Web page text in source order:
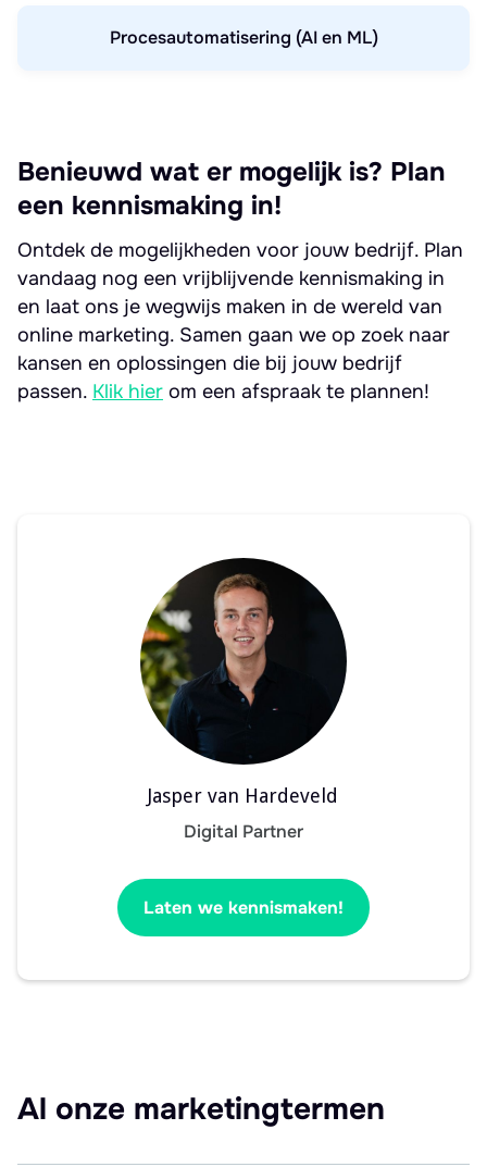
Procesautomatisering (AI en ML)
Benieuwd wat er mogelijk is? Plan
een kennismaking in!
Ontdek de mogelijkheden voor jouw bedrijf. Plan
vandaag nog een vrijblijvende kennismaking in
en laat ons je wegwijs maken in de wereld van
online marketing. Samen gaan we op zoek naar
kansen en oplossingen die bij jouw bedrijf
passen. Klik hier om een afspraak te plannen!
Jasper van Hardeveld
Digital Partner
Laten we kennismaken!
Al onze marketingtermen